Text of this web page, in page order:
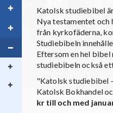
Katolsk studiebibel
Nya testamentet
från kyrkofäderna,
Studiebibeln
Eftersom en hel
studiebibeln också
"Katolsk studiebibel
Katolsk Bokhandel
kr till och med